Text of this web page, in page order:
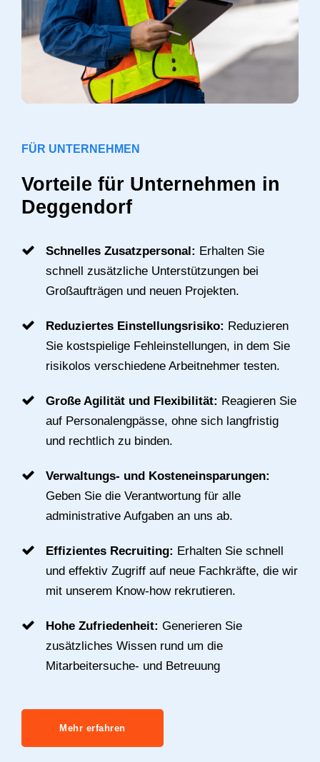
FÜR UNTERNEHMEN
Vorteile für Unternehmen in
Deggendorf
Schnelles Zusatzpersonal: Erhalten Sie
schnell zusätzliche Unterstützungen bei
Großaufträgen und neuen Projekten.
Reduziertes Einstellungsrisiko: Reduzieren
Sie kostspielige Fehleinstellungen, in dem Sie
risikolos verschiedene Arbeitnehmer testen.
Große Agilität und Flexibilität: Reagieren Sie
auf Personalengpässe, ohne sich langfristig
und rechtlich zu binden.
Verwaltungs- und Kosteneinsparungen:
Geben Sie die Verantwortung für alle
administrative Aufgaben an uns ab.
Effizientes Recruiting: Erhalten Sie schnell
und effektiv Zugriff auf neue Fachkräfte, die wir
mit unserem Know-how rekrutieren.
Hohe Zufriedenheit: Generieren Sie
zusätzliches Wissen rund um die
Mitarbeitersuche- und Betreuung
Mehr erfahren